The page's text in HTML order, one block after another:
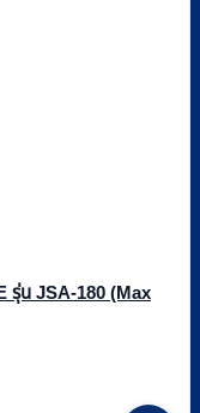
รุ่น JSA-180 (Max